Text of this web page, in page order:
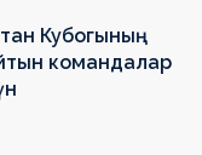
Кубогының
командалар